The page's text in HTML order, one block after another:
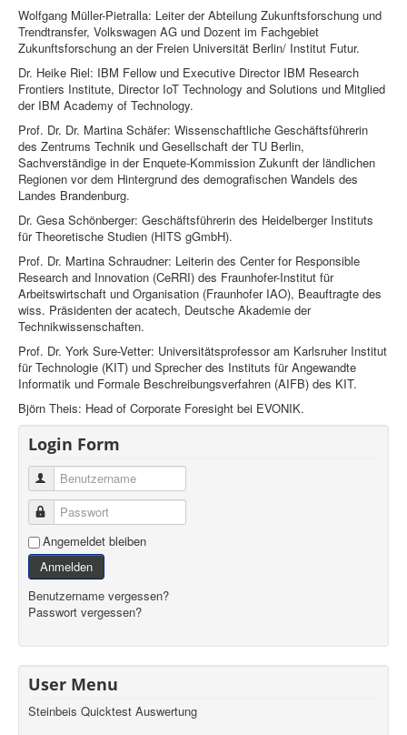
Wolfgang Müller-Pietralla: Leiter der Abteilung Zukunftsforschung und
Trendtransfer, Volkswagen AG und Dozent im Fachgebiet
Zukunftsforschung an der Freien Universität Berlin/ Institut Futur.
Dr. Heike Riel: IBM Fellow und Executive Director IBM Research
Frontiers Institute, Director IoT Technology and Solutions und Mitglied
der IBM Academy of Technology.
Prof. Dr. Dr. Martina Schäfer: Wissenschaftliche Geschäftsführerin
des Zentrums Technik und Gesellschaft der TU Berlin,
Sachverständige in der Enquete-Kommission Zukunft der ländlichen
Regionen vor dem Hintergrund des demografischen Wandels des
Landes Brandenburg.
Dr. Gesa Schönberger: Geschäftsführerin des Heidelberger Instituts
für Theoretische Studien (HITS gGmbH).
Prof. Dr. Martina Schraudner: Leiterin des Center for Responsible
Research and Innovation (CeRRI) des Fraunhofer-Institut für
Arbeitswirtschaft und Organisation (Fraunhofer IAO), Beauftragte des
wiss. Präsidenten der acatech, Deutsche Akademie der
Technikwissenschaften.
Prof. Dr. York Sure-Vetter: Universitätsprofessor am Karlsruher Institut
für Technologie (KIT) und Sprecher des Instituts für Angewandte
Informatik und Formale Beschreibungsverfahren (AIFB) des KIT.
Björn Theis: Head of Corporate Foresight bei EVONIK.
Login Form
Benutzername
Passwort
Angemeldet bleiben
Anmelden
Benutzername vergessen?
Passwort vergessen?
User Menu
Steinbeis Quicktest Auswertung